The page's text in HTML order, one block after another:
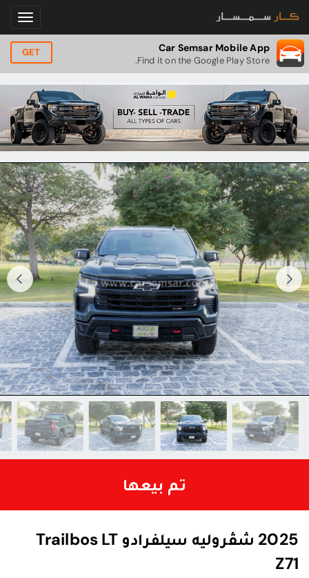
Car Semsar Mobile App
Find it on the Google Play Store.
GET
تم بيعها
2025 شڤروليه سيلفرادو Trailbos LT
Z71